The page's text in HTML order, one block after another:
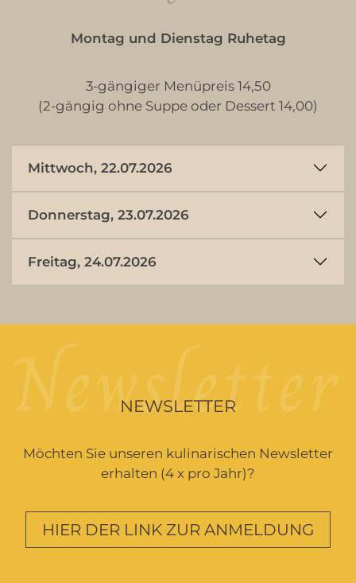
Montag und Dienstag Ruhetag
3-gängiger Menüpreis 14,50
(2-gängig ohne Suppe oder Dessert 14,00)
Mittwoch, 22.07.2026
Donnerstag, 23.07.2026
Freitag, 24.07.2026
NEWSLETTER
Möchten Sie unseren kulinarischen Newsletter
erhalten (4 x pro Jahr)?
HIER DER LINK ZUR ANMELDUNG